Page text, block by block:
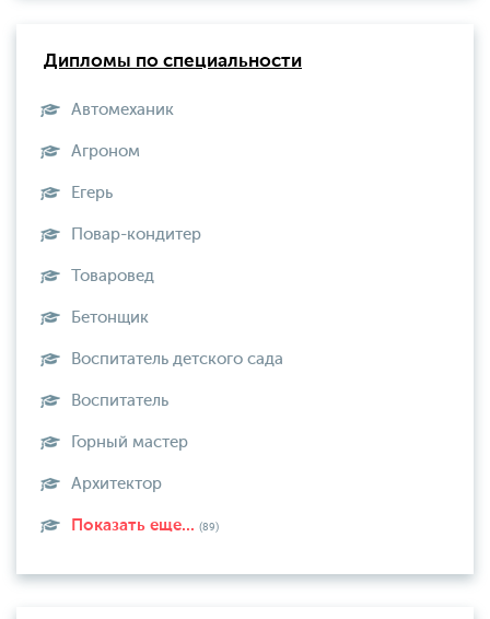
Дипломы по специальности
Автомеханик
Агроном
Егерь
Повар-кондитер
Товаровед
Бетонщик
Воспитатель детского сада
Воспитатель
Горный мастер
Архитектор
Показать еще... (89)